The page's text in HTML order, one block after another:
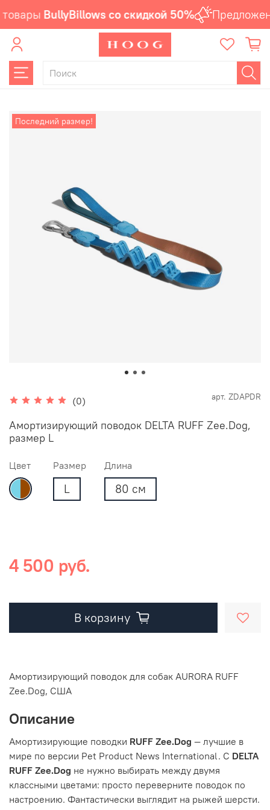
BullyBillows со скидкой 50%
Последний размер!
(0) арт. ZDAPDR
Амортизирующий поводок DELTA RUFF Zee.Dog,
размер L
Цвет Размер
L
Длина
80 см
4 500 руб.
В корзину
Амортизирующий поводок для собак AURORA RUFF
Zee.Dog, США
Описание
Амортизирующие поводки RUFF Zee.Dog — лучшие в
мире по версии Pet Product News International. С DELTA
RUFF Zee.Dog не нужно выбирать между двумя
классными цветами: просто переверните поводок по
настроению. Фантастически выглядит на рыжей шерсти.